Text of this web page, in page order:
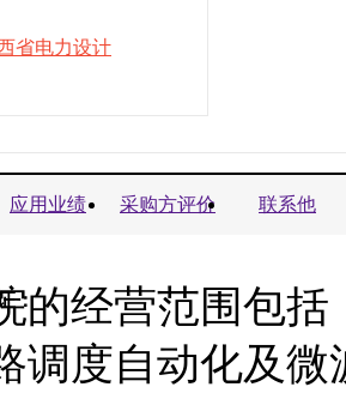
省电力设计
：
应用业绩 采购方评价 联系他
的经营范围包
调度自动化及